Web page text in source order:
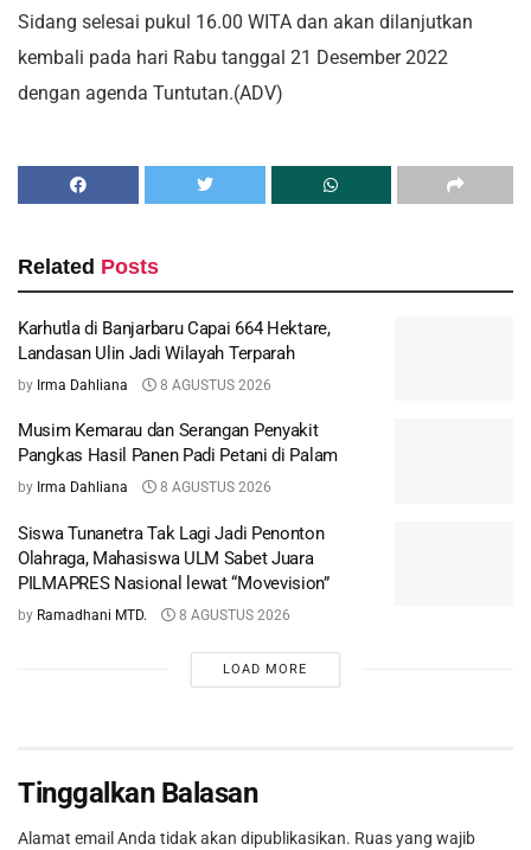
Sidang selesai pukul 16.00 WITA dan akan dilanjutkan
kembali pada hari Rabu tanggal 21 Desember 2022
dengan agenda Tuntutan.(ADV)
Related Posts
Karhutla di Banjarbaru Capai 664 Hektare,
Landasan Ulin Jadi Wilayah Terparah
by Irma Dahliana 8 AGUSTUS 2026
Musim Kemarau dan Serangan Penyakit
Pangkas Hasil Panen Padi Petani di Palam
by Irma Dahliana 8 AGUSTUS 2026
Siswa Tunanetra Tak Lagi Jadi Penonton
Olahraga, Mahasiswa ULM Sabet Juara
PILMAPRES Nasional lewat “Movevision”
by Ramadhani MTD. 8 AGUSTUS 2026
LOAD MORE
Tinggalkan Balasan
Alamat email Anda tidak akan dipublikasikan. Ruas yang wajib